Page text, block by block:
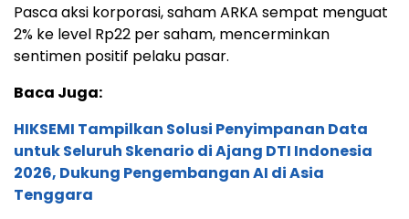
Pasca aksi korporasi, saham ARKA sempat menguat
2% ke level Rp22 per saham, mencerminkan
sentimen positif pelaku pasar.
Baca Juga:
HIKSEMI Tampilkan Solusi Penyimpanan Data
untuk Seluruh Skenario di Ajang DTI Indonesia
2026, Dukung Pengembangan AI di Asia
Tenggara